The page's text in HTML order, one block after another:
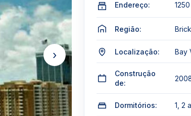
›
Endereço:
Região:
Localização: Bay
Construção
de:
Dormitórios: 1, 2